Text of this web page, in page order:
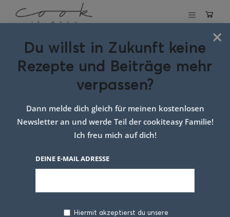
Früchtepunsch
11. DEZEMBER 2020
×
Du willst in Zukunft keine
Rezepte und Beiträge mehr
verpassen?
Dann melde dich gleich für meinen kostenlosen
Newsletter an und werde Teil der cookiteasy Familie!
Ich freu mich auf dich!
DEINE E-MAIL ADRESSE
Hiermit akzeptierst du unsere